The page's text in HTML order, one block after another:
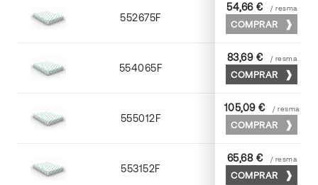
552675F 75 x 53
54,66 € / resma
COMPRAR
554065F 65 x 90
83,69 € / resma
COMPRAR
555012F 72 x 102
105,09 € / resma
COMPRAR
553152F 52 x 70
65,68 € / resma
COMPRAR